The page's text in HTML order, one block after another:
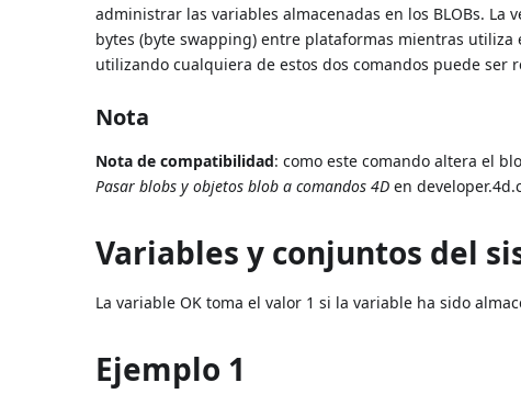
administrar las variables almacenadas en los BLOBs.
bytes (byte swapping) entre plataformas mientras utiliza
utilizando cualquiera de estos dos comandos puede ser
Nota
Nota de compatibilidad: como este comando altera el
Pasar blobs y objetos blob a comandos 4D en
Variables y conjuntos del
La variable OK toma el valor 1 si la variable ha sido
Ejemplo 1